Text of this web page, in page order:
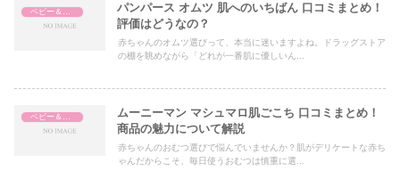
ベビー＆マタニティ
パンパース オムツ 肌へのいちばん 口コミまとめ！
評価はどうなの？
赤ちゃんのオムツ選びって、本当に迷いますよね。ドラッグストア
の棚を眺めながら「どれが一番肌に優しいん...
ベビー＆マタニティ
ムーニーマン マシュマロ肌ごこち 口コミまとめ！
商品の魅力について解説
赤ちゃんのおむつ選びで悩んでいませんか？肌がデリケートな赤ち
ゃんだからこそ、毎日使うおむつは慎重に選...